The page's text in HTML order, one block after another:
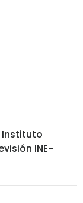
Instituto
INE-